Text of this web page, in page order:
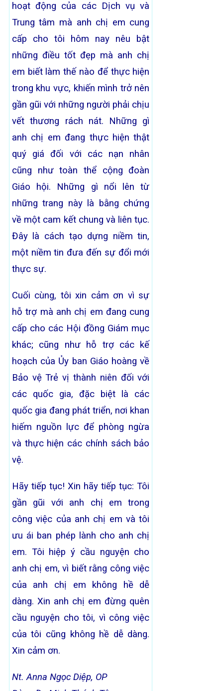
hoạt động của các Dịch vụ và
Trung tâm mà anh chị em cung
cấp cho tôi hôm nay nêu bật
những điều tốt đẹp mà anh chị
em biết làm thế nào để thực hiện
trong khu vực, khiến mình trở nên
gần gũi với những người phải chịu
vết thương rách nát. Những gì
anh chị em đang thực hiện thật
quý giá đối với các nạn nhân
cũng như toàn thể cộng đoàn
Giáo hội. Những gì nổi lên từ
những trang này là bằng chứng
về một cam kết chung và liên tục.
Đây là cách tạo dựng niềm tin,
một niềm tin đưa đến sự đổi mới
thực sự.
Cuối cùng, tôi xin cảm ơn vì sự
hỗ trợ mà anh chị em đang cung
cấp cho các Hội đồng Giám mục
khác; cũng như hỗ trợ các kế
hoạch của Ủy ban Giáo hoàng về
Bảo vệ Trẻ vị thành niên đối với
các quốc gia, đặc biệt là các
quốc gia đang phát triển, nơi khan
hiếm nguồn lực để phòng ngừa
và thực hiện các chính sách bảo
vệ.
Hãy tiếp tục! Xin hãy tiếp tục: Tôi
gần gũi với anh chị em trong
công việc của anh chị em và tôi
ưu ái ban phép lành cho anh chị
em. Tôi hiệp ý cầu nguyện cho
anh chị em, vì biết rằng công việc
của anh chị em không hề dễ
dàng. Xin anh chị em đừng quên
cầu nguyện cho tôi, vì công việc
của tôi cũng không hề dễ dàng.
Xin cảm ơn.
Nt. Anna Ngọc Diệp, OP